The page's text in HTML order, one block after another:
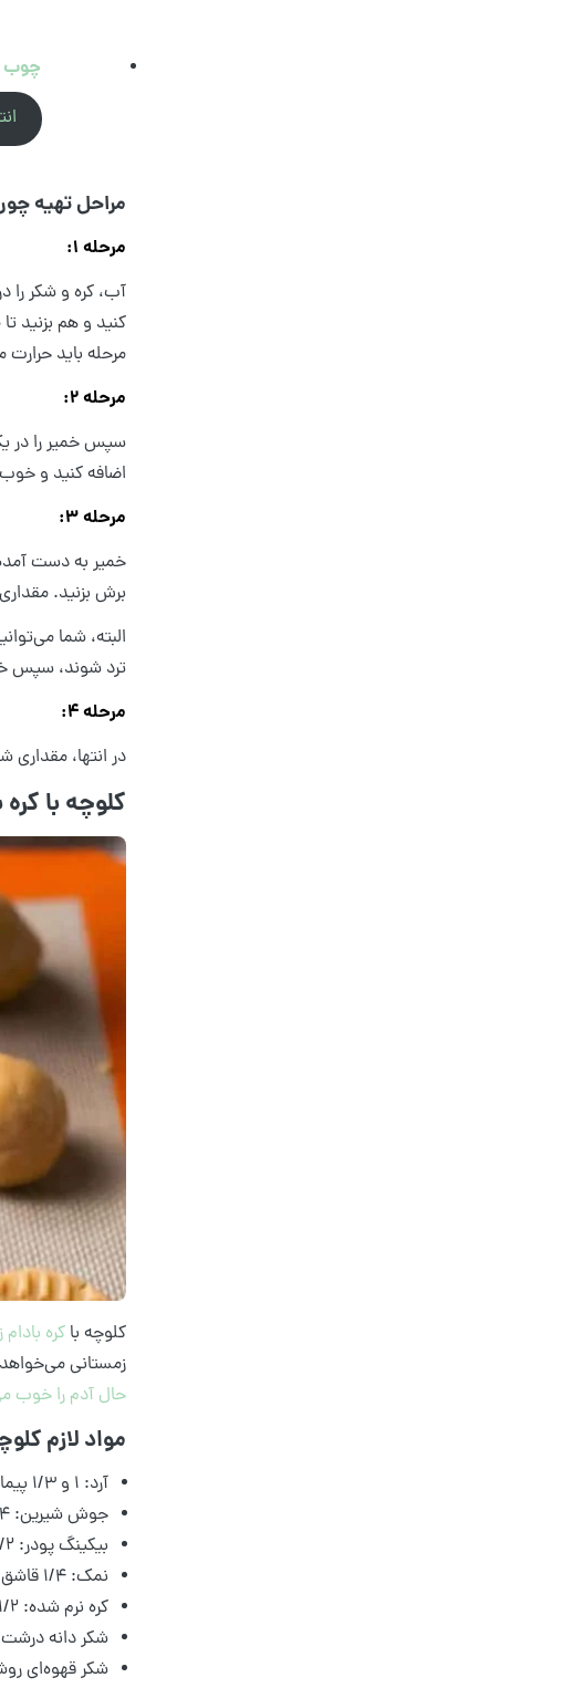
چوب
مراحل تهیه
مرحله 1:
آب، کره و شکر را
مرحله باید حرارت
مرحله 2:
سپس خمیر را در
اضافه کنید و خوب
مرحله 3:
برش بزنید.
ترد شوند، سپس
مرحله 4:
در انتها،
کلوچه با
کلوچه با کره بادام
زمستانی
حال آدم را خوب
مواد لازم
آرد: 1 و ۱/۳ پیمانه آرد
جوش شیرین: ۳/۴ قاشق چایخوری
بیکینگ پودر: ۱/۲ قاشق چایخوری
نمک: ۱/۴ قاشق چایخوری
کره نرم شده: ۱/۲ پیمانه
شکر دانه درشت: ۱/۲
شکر قهوه‌ای روشن: ۱/۲